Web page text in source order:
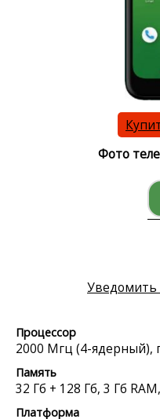
Фото
Уведомить
Процессор
2000 Мгц (4-ядерный),
Память
32 Гб + 128 Гб, 3 Гб
Платформа